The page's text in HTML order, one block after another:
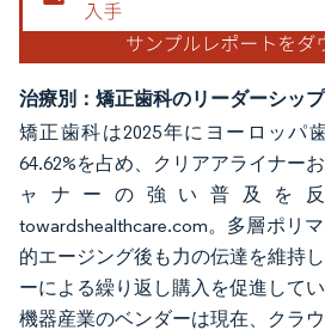
治療別：矯正歯科のリーダーシッ
矯正歯科は2025年にヨーロッパ
64.62%を占め、クリアアライナー
ャナーの強い普及を
towardshealthcare.com。多層ポリ
的エージング後も力の伝達を維持
ーによる繰り返し購入を促進して
機器産業のベンダーは現在、クラ